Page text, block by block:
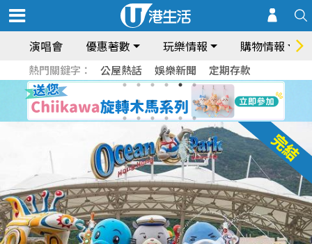
演唱會 優惠著數 玩樂情報 購物情報
熱門關鍵字： 公屋熱話 娛樂新聞 定期存款